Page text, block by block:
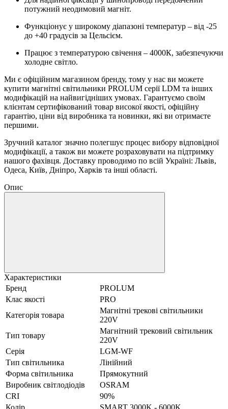
потужний неодимовий магніт.
Функціонує у широкому діапазоні температур – від -25
до +40 градусів за Цельсієм.
Працює з температурою свічення – 4000К, забезпечуючи
холодне світло.
Ми є офіційним магазином бренду, тому у нас ви можете
купити магнітні світильники PROLUM серії LDM та інших
модифікацій на найвигідніших умовах. Гарантуємо своїм
клієнтам сертифікований товар високої якості, офіційну
гарантію, ціни від виробника та новинки, які ви отримаєте
першими.
Зручний каталог значно полегшує процес вибору відповідної
модифікації, а також ви можете розраховувати на підтримку
нашого фахівця. Доставку проводимо по всій Україні: Львів,
Одеса, Київ, Дніпро, Харків та інші області.
Опис
Характеристики
Бренд
PROLUM
Клас якості
PRO
Категорія товара
Магнітні трекові світильники
220V
Тип товару
Магнітний трековий світильник
220V
Серія
LGM-WF
Тип світильника
Лінійний
Форма світильника
Прямокутний
Виробник світлодіодів
OSRAM
CRI
90%
Колір
SMART 3000K - 6000K